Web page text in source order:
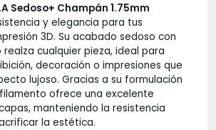
Sedoso+ Champán 1.75mm
y elegancia para tus
3D. Su acabado sedoso con
cualquier pieza, ideal para
decoración o impresiones que
lujoso. Gracias a su formulación
ofrece una excelente
manteniendo la resistencia
la estética.